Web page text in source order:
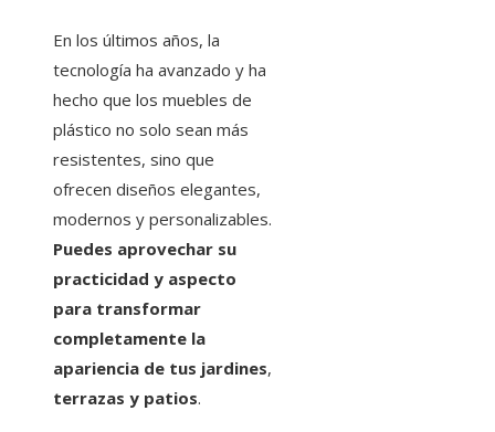
En los últimos años, la
tecnología ha avanzado y ha
hecho que los muebles de
plástico no solo sean más
resistentes, sino que
ofrecen diseños elegantes,
modernos y personalizables.
Puedes aprovechar su
practicidad y aspecto
para transformar
completamente la
apariencia de tus jardines,
terrazas y patios.